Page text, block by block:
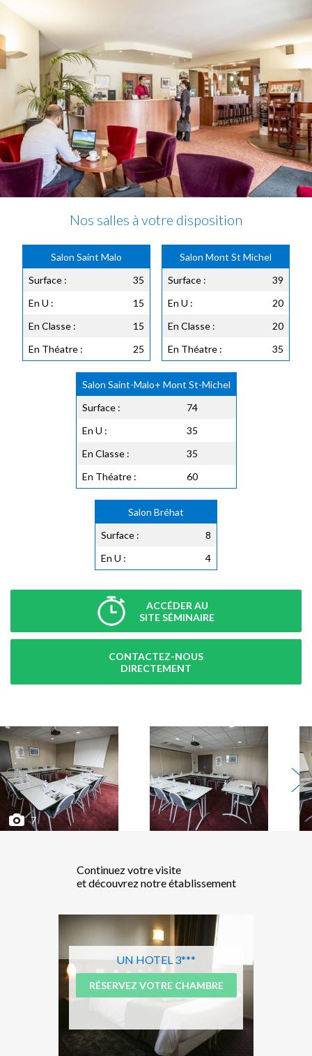
Nos salles à votre disposition
Salon Saint Malo
Surface :
35
En U :
15
En Classe :
15
En Théatre :
25
Salon Mont St Michel
Surface :
39
En U :
20
En Classe :
20
En Théatre :
35
Salon Saint-Malo+ Mont St-Michel
Surface :
74
En U :
35
En Classe :
35
En Théatre :
60
Salon Bréhat
Surface :
8
En U :
4
ACCÉDER AU
SITE SÉMINAIRE
CONTACTEZ-NOUS
DIRECTEMENT
Continuez votre visite
et découvrez notre établissement
UN HOTEL 3***
RÉSERVEZ VOTRE CHAMBRE